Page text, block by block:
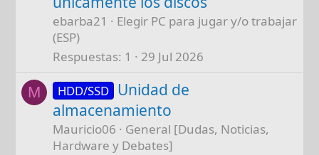
ebarba21
Elegir PC para jugar y/o trabajar
(ESP)
Respuestas 1 29 Jul 2026
M HDD/SSD Unidad de
almacenamiento
Mauricio06
General [Dudas, Noticias,
Hardware y Debates]